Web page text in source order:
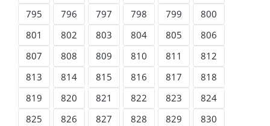
795
796 797 798 799
800
801
802 803 804 805
806
807
808 809 810 811
812
813
814 815 816 817
818
819
820 821 822 823
824
825
826 827 828 829
830